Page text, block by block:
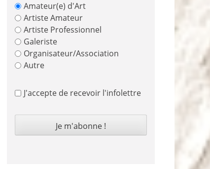
Amateur(e) d'Art
Artiste Amateur
Artiste Professionnel
Galeriste
Organisateur/Association
Autre
J'accepte de recevoir l'infolettre